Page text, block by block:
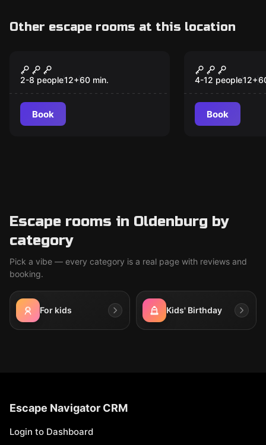
Other escape rooms at this location
Muriel's Inheritance
2-8 people12+60 min.
Book
Curse of
4-12 people12+
Book
Escape rooms in Oldenburg by
category
Pick a vibe — every category is a real page with reviews and
booking.
For kids Kids' Birthday
Escape Navigator CRM
Login to Dashboard